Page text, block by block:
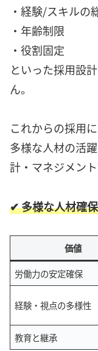
・経験/スキルの
・年齢制限
・役割固定
といった採用設
ん。
これからの採用
多様な人材の活
計・マネジメント
✔ 多様な人材確
価値
労働力の安定確保
経験・視点の多様性
教育と継承